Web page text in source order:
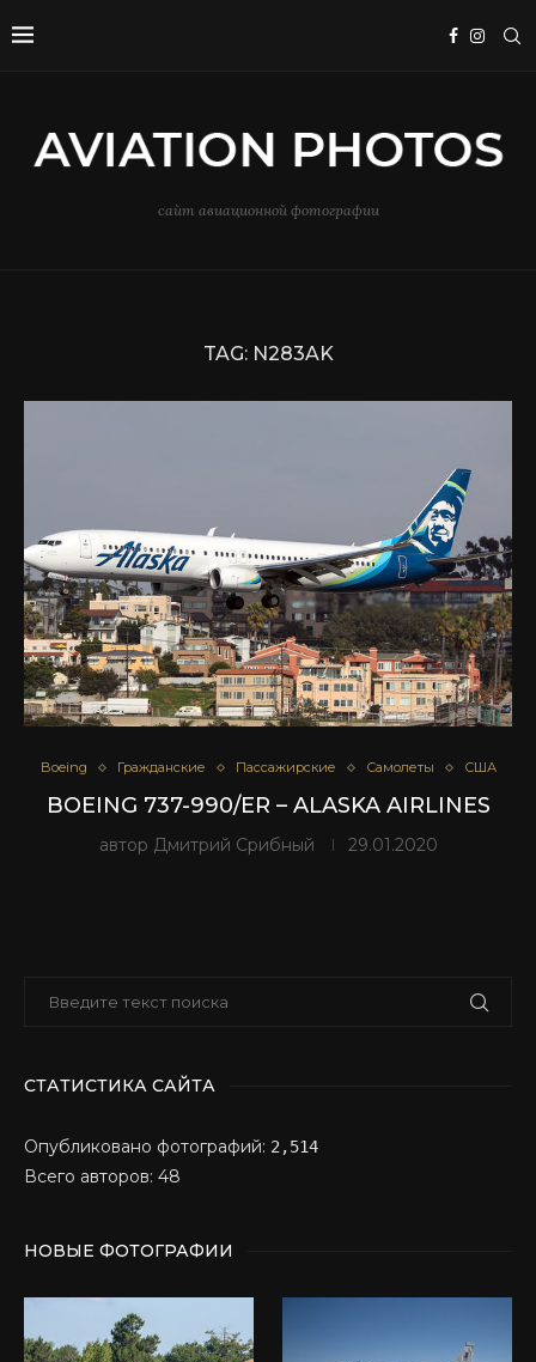
сайт авиационной фотографии
TAG: N283AK
Boeing Гражданские Пассажирские Самолеты США
BOEING 737-990/ER – ALASKA AIRLINES
автор Дмитрий Срибный 29.01.2020
СТАТИСТИКА САЙТА
Опубликовано фотографий: 2,514
Всего авторов: 48
НОВЫЕ ФОТОГРАФИИ